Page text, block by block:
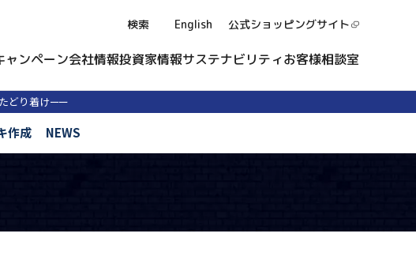
検索 English 公式ショッピングサイト
ャンペーン会社情報投資家情報サステナビリティお客様相談室
どり着けーー
作成 NEWS